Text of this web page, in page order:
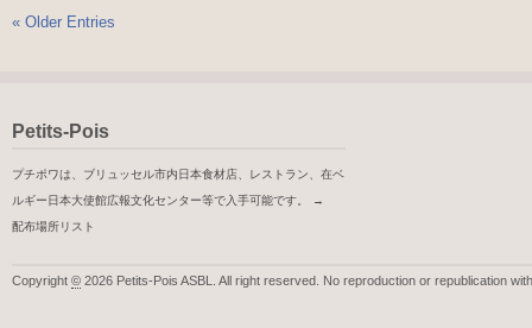
« Older Entries
Petits-Pois
プチポワは、ブリュッセル市内日本食材店、レストラン、在ベ
ルギー日本大使館広報文化センター等で入手可能です。 →
配布場所リスト
Copyright © 2026 Petits-Pois ASBL. All right reserved. No reproduction or republication